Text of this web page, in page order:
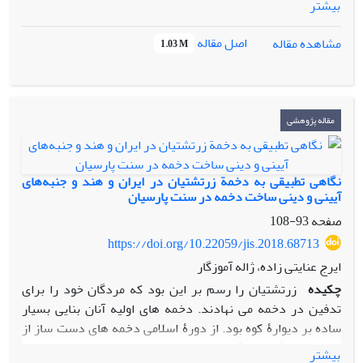
ای در انتهای خیابان پاسداران (دارایی سابق) و در زیر بافت تاریخی
تپۀ رصدخانه واقع شده است. این مجموعة ارزشمند شامل
تعدادی فضای دست کند بوده که با پوشـش­ جناغی و طاقی­شکل در
صخره­ای تپة رصدخانه، همانند سایر آثار صخره­ای ایران است.
این مقاله، ضمن توصیف ساختار و شکل معماری مجموعۀ صخره­ای
تپۀ رصدخانه، به دنبال تعیین کاربری و گاهنگاری نسبی آن است.
با استناد به داده­ های باستان­ شناختی به ­­دست­ آمده و مقایسۀ
نسبی با سایر معماری­­ های صخره­ای و پیشینۀ­ این معماری در
شهرستان مراغه، این مجموعه در دورۀ اسلامی ایجاد شده است.
این مجموعه کاربری آیینی برای مسیحیان و بودایی­ ها داشته و در
دورۀ اصلاحات مذهبی غازان­خان تغییرات و الحاقاتی در آن افزوده
شده و با این وجود تا دورۀ قاجاریه به عنوان صومعۀ مسیحیان
آشوری مورد استفاده بوده است.
بیشتر
مشاهده مقاله
اصل مقاله 1.03 M
مقاله پژوهشی
نگاهی تطبیقی به دخمة زرتشتیان در ایران و هند و جنبه‌های
آیینی و دینی ساخت دخمه در سنت پارسیان
صفحه93-108
https://doi.org/10.22059/jis.2018.68713
ایرج عنایتی زاده، ژاله آموزگار
چکیده زرتشتیان را رسم بر این بود که مردگان خود را برای
تدفین در دخمه می­ نهادند. دخمه­ های اولیه آنان بنایی بسیار
ساده بر دیوارۀ کوه بود. از دورۀ اسلامی دخمه­ های دست­ ساز از
خشت و سنگ پدید آمد که به برج شهره شد. در هند، زرتشتیان
بیشتر